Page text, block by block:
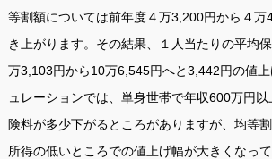
等割額については前年度４万3,200円から４万
き上がります。その結果、１人当たりの平均
万3,103円から10万6,545円へと3,442円の値上
ュレーションでは、単身世帯で年収600万円
険料が多少下がるところがありますが、均等
所得の低いところでの値上げ幅が大きくなっ